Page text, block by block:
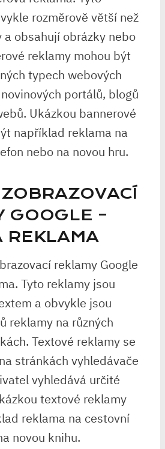
rozměrově větší než
obsahují obrázky nebo
reklamy mohou být
typech webových
portálů, blogů
Ukázkou bannerové
například reklama na
nebo na novou hru.
GOOGLE –
REKLAMA
reklamy Google
Tyto reklamy jsou
a obvykle jsou
reklamy na různých
Textové reklamy se
stránkách vyhledávače
vyhledává určité
textové reklamy
reklama na cestovní
novou knihu.